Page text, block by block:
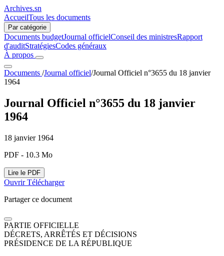
Archives.sn
AccueilTous les documents
Par catégorie
Documents budgetJournal officielConseil des ministresRapport
d'auditStratégiesCodes généraux
À propos
Documents /Journal officiel/Journal Officiel n°3655 du 18 janvier
1964
Journal Officiel n°3655 du 18 janvier
1964
18 janvier 1964
PDF - 10.3 Mo
Lire le PDF
OuvrirTélécharger
Partager ce document
PARTIE OFFICIELLE
DÉCRETS, ARRÊTÉS ET DÉCISIONS
PRÉSIDENCE DE LA RÉPUBLIQUE